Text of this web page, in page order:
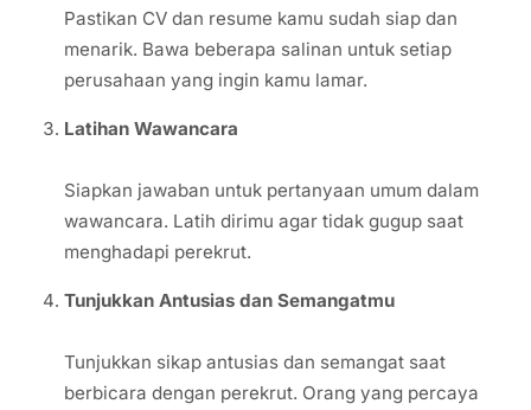
Pastikan CV dan resume kamu sudah siap dan
menarik. Bawa beberapa salinan untuk setiap
perusahaan yang ingin kamu lamar.
Latihan Wawancara
Siapkan jawaban untuk pertanyaan umum dalam
wawancara. Latih dirimu agar tidak gugup saat
menghadapi perekrut.
Tunjukkan Antusias dan Semangatmu
Tunjukkan sikap antusias dan semangat saat
berbicara dengan perekrut. Orang yang percaya